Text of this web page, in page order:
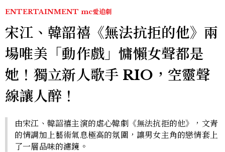
ENTERTAINMENT mc愛追劇
宋江、韓韶禧《無法抗拒的他》兩
場唯美「動作戲」慵懶女聲都是
她！獨立新人歌手 RIO，空靈聲
線讓人醉！
由宋江、韓韶禧主演的虐心韓劇《無法抗拒的他》，文青
的情調加上藝術氣息極高的氛圍，讓男女主角的戀情套上
了一層品味的濾鏡。